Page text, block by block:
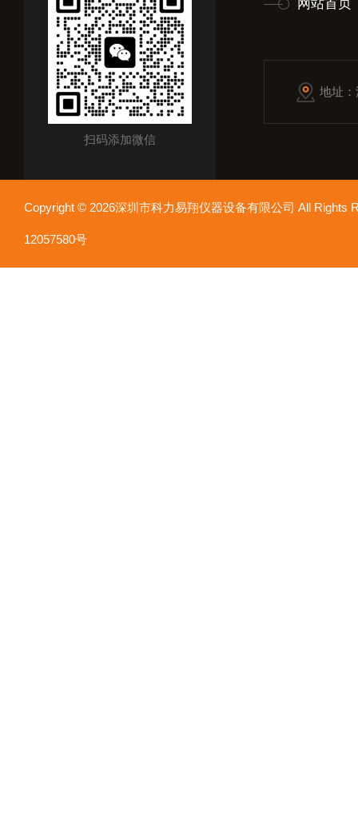
扫码添加微信
网站首页
地址
Copyright © 2026深圳市科力易翔仪器设备有限公司 All
12057580号